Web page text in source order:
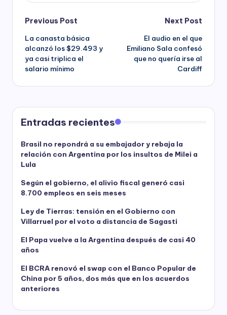
Post
navigation
Previous Post
La canasta básica
alcanzó los $29.493 y
ya casi triplica el
salario mínimo
Next Post
El audio en el que
Emiliano Sala confesó
que no quería irse al
Cardiff
Entradas recientes
Brasil no repondrá a su embajador y rebaja la
relación con Argentina por los insultos de Milei a
Lula
Según el gobierno, el alivio fiscal generó casi
8.700 empleos en seis meses
Ley de Tierras: tensión en el Gobierno con
Villarruel por el voto a distancia de Sagasti
El Papa vuelve a la Argentina después de casi 40
años
El BCRA renovó el swap con el Banco Popular de
China por 5 años, dos más que en los acuerdos
anteriores